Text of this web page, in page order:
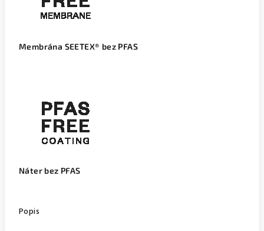
Membrána SEETEX® bez PFAS
Náter bez PFAS
Popis